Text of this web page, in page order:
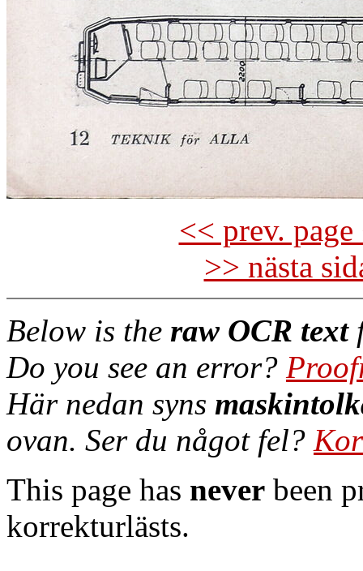
<< prev.
>> nästa
Below is the raw OCR text
Do you see an error?
Här nedan syns
ovan. Ser du något fel?
This page has never been
korrekturlästs.